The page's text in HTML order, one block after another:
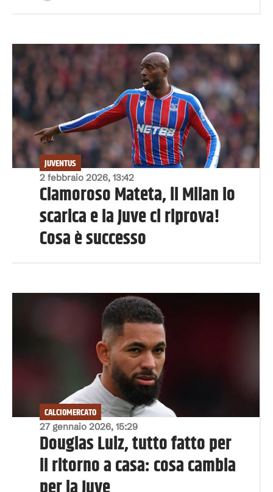
2 febbraio 2026, 13:42
JUVENTUS
Clamoroso Mateta, il Milan lo
scarica e la Juve ci riprova!
Cosa è successo
27 gennaio 2026, 15:29
CALCIOMERCATO
Douglas Luiz, tutto fatto per
il ritorno a casa: cosa cambia